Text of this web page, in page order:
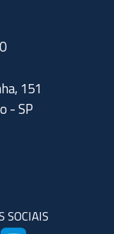
151
- SP
SOCIAIS